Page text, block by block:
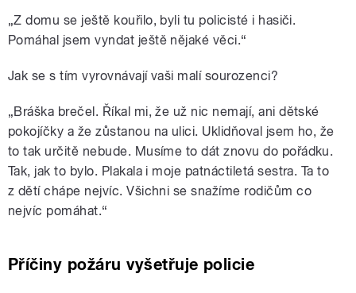
„Z domu se ještě kouřilo, byli tu policisté i hasiči.
Pomáhal jsem vyndat ještě nějaké věci.“
Jak se s tím vyrovnávají vaši malí sourozenci?
„Bráška brečel. Říkal mi, že už nic nemají, ani dětské
pokojíčky a že zůstanou na ulici. Uklidňoval jsem ho, že
to tak určitě nebude. Musíme to dát znovu do pořádku.
Tak, jak to bylo. Plakala i moje patnáctiletá sestra. Ta to
z dětí chápe nejvíc. Všichni se snažíme rodičům co
nejvíc pomáhat.“
Příčiny požáru vyšetřuje policie